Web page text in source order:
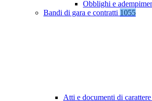
Obblighi e
Bandi di gara e contratti 1055
Atti e documenti di